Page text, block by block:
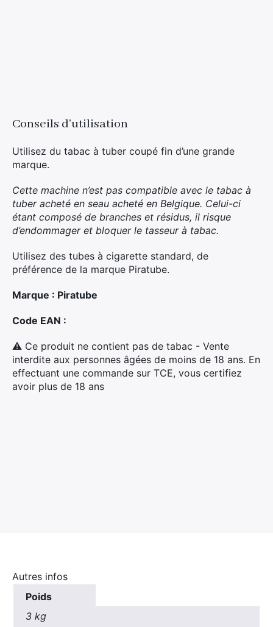
Conseils d’utilisation
Utilisez du tabac à tuber coupé fin d’une grande
marque.
Cette machine n’est pas compatible avec le tabac à
tuber acheté en seau acheté en Belgique. Celui-ci
étant composé de branches et résidus, il risque
d’endommager et bloquer le tasseur à tabac.
Utilisez des tubes à cigarette standard, de
préférence de la marque Piratube.
Marque : Piratube
Code EAN :
⚠ Ce produit ne contient pas de tabac - Vente
interdite aux personnes âgées de moins de 18 ans. En
effectuant une commande sur TCE, vous certifiez
avoir plus de 18 ans
Autres infos
Poids
3 kg
Rechercher